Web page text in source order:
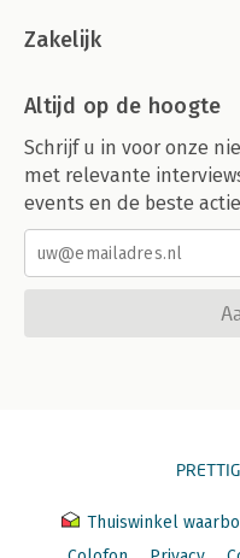
Zakelijk
Altijd op de hoogte
Schrijf u in voor onze
met relevante
events en de beste
Thuiswinkel